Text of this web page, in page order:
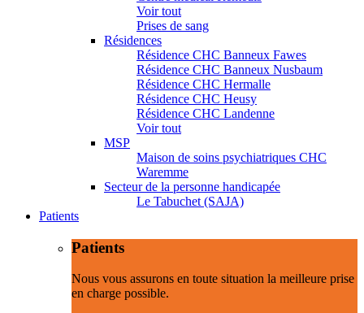
Voir tout
Prises de sang
Résidences
Résidence CHC Banneux Fawes
Résidence CHC Banneux Nusbaum
Résidence CHC Hermalle
Résidence CHC Heusy
Résidence CHC Landenne
Voir tout
MSP
Maison de soins psychiatriques CHC
Waremme
Secteur de la personne handicapée
Le Tabuchet (SAJA)
Patients
Patients
Nous vous assurons en toute situation la meilleure prise
en charge possible.